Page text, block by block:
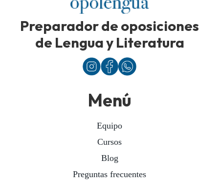
Preparador de oposiciones
de Lengua y Literatura
Menú
Equipo
Cursos
Blog
Preguntas frecuentes